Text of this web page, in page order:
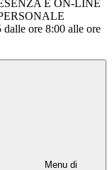
E ON-LINE
ore 8:00 alle ore
Menu di